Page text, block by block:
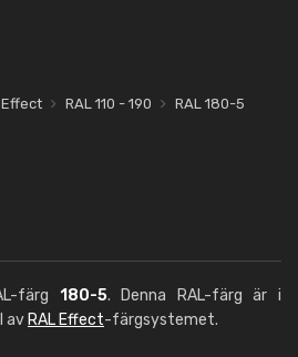
Effect RAL 110 - 190 RAL 180-5
färg 180-5. Denna RAL-färg är i
av RAL Effect-färgsystemet.